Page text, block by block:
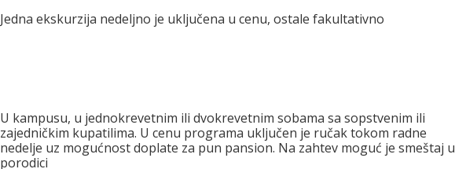
Jedna ekskurzija nedeljno je uključena u cenu, ostale fakultativno
U kampusu, u jednokrevetnim ili dvokrevetnim sobama sa sopstvenim ili
zajedničkim kupatilima. U cenu programa uključen je ručak tokom radne
nedelje uz mogućnost doplate za pun pansion. Na zahtev moguć je smeštaj u
porodici